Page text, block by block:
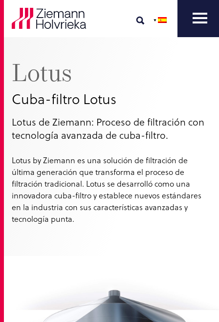
Lotus
Cuba-filtro Lotus
Lotus de Ziemann: Proceso de filtración con
tecnología avanzada de cuba-filtro.
Lotus by Ziemann es una solución de filtración de
última generación que transforma el proceso de
filtración tradicional. Lotus se desarrolló como una
innovadora cuba-filtro y establece nuevos estándares
en la industria con sus características avanzadas y
tecnología punta.